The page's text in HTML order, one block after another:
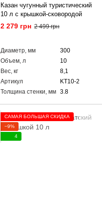
Казан чугунный туристический
10 л с крышкой-сковородой
2 279 грн 2 499 грн
Диаметр, мм
300
Объем, л
10
Вес, кг
8,1
Артикул
KT10-2
Толщина стенки, мм 3.8
САМАЯ БОЛЬШАЯ СКИДКА
−9%
4